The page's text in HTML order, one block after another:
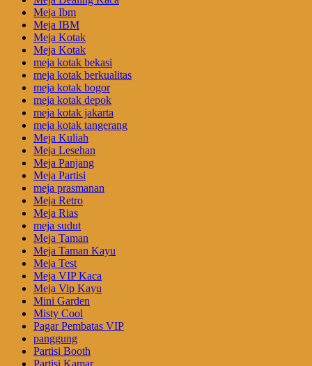
Meja Ibm
Meja IBM
Meja Kotak
Meja Kotak
meja kotak bekasi
meja kotak berkualitas
meja kotak bogor
meja kotak depok
meja kotak jakarta
meja kotak tangerang
Meja Kuliah
Meja Lesehan
Meja Panjang
Meja Partisi
meja prasmanan
Meja Retro
Meja Rias
meja sudut
Meja Taman
Meja Taman Kayu
Meja Test
Meja VIP Kaca
Meja Vip Kayu
Mini Garden
Misty Cool
Pagar Pembatas VIP
panggung
Partisi Booth
Partisi Kamar